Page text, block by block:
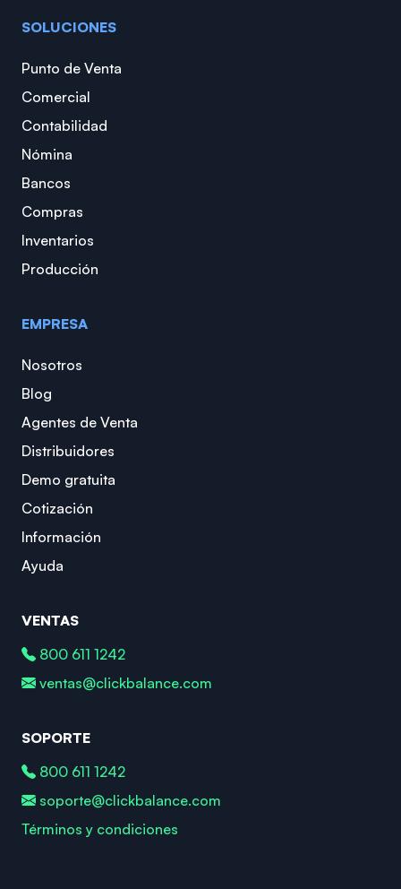
SOLUCIONES
Punto de Venta
Comercial
Contabilidad
Nómina
Bancos
Compras
Inventarios
Producción
EMPRESA
Nosotros
Blog
Agentes de Venta
Distribuidores
Demo gratuita
Cotización
Información
Ayuda
VENTAS
800 611 1242
ventas@clickbalance.com
SOPORTE
800 611 1242
soporte@clickbalance.com
Términos y condiciones